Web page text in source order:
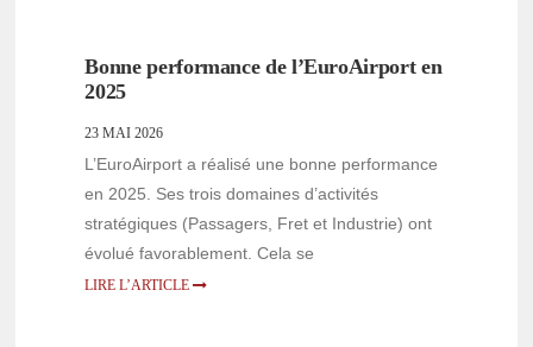
Bonne performance de l’EuroAirport en
2025
23 MAI 2026
L’EuroAirport a réalisé une bonne performance
en 2025. Ses trois domaines d’activités
stratégiques (Passagers, Fret et Industrie) ont
évolué favorablement. Cela se
LIRE L’ARTICLE